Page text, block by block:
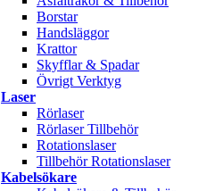
Borstar
Handsläggor
Krattor
Skyfflar & Spadar
Övrigt Verktyg
Laser
Rörlaser
Rörlaser Tillbehör
Rotationslaser
Tillbehör Rotationslaser
Kabelsökare